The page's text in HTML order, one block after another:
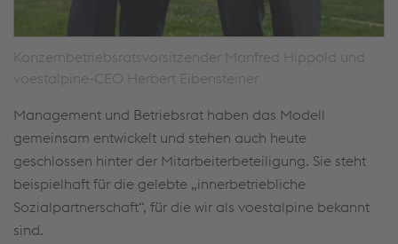
Konzernbetriebsratsvorsitzender Manfred Hippold und
voestalpine-CEO Herbert Eibensteiner
Management und Betriebsrat haben das Modell
gemeinsam entwickelt und stehen auch heute
geschlossen hinter der Mitarbeiterbeteiligung. Sie steht
beispielhaft für die gelebte „innerbetriebliche
Sozialpartnerschaft“, für die wir als voestalpine bekannt
sind.